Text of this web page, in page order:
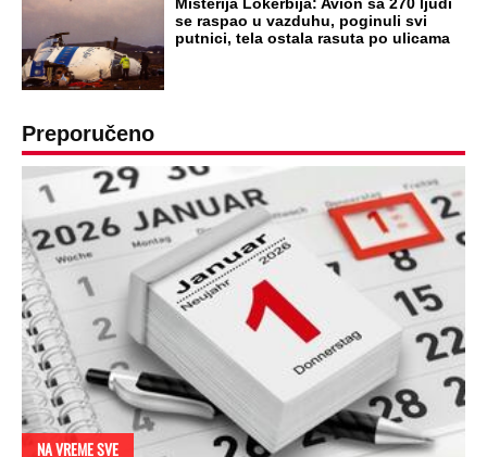
OD NAVODNOG HEROJA DO BRUTALNOG UBICE
GENERAL IVAN STRELJAO SRBE, A
HRVATI GA SLAVILI KAO HEROJA KNINA:
Par godina kasnije išao od kuće do kuće i
UBIJAO!